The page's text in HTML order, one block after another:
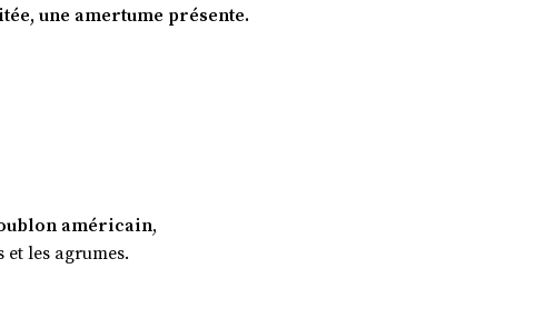
une amertume présente.
américain,
les agrumes.